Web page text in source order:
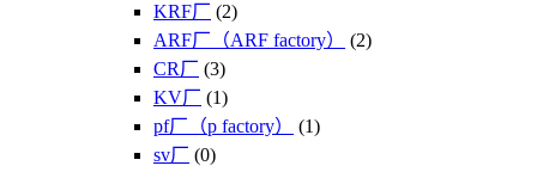
KRF厂 (2)
ARF厂（ARF factory）
(2)
CR厂 (3)
KV厂 (1)
pf厂（p factory）
(1)
sv厂 (0)